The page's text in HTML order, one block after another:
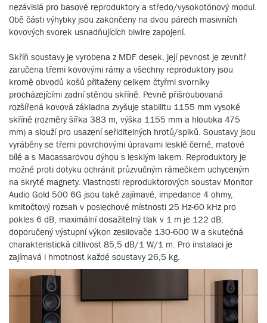
nezávislá pro basové reproduktory a středo/vysokotónový modul.
Obě části výhybky jsou zakončeny na dvou párech masivních
kovových svorek usnadňujících biwire zapojení.
Skříň soustavy je vyrobena z MDF desek, její pevnost je zevnitř
zaručena třemi kovovými rámy a všechny reproduktory jsou
kromě obvodů košů přitaženy celkem čtyřmi svorníky
procházejícími zadní stěnou skříně. Pevně přišroubovaná
rozšířená kovová základna zvyšuje stabilitu 1155 mm vysoké
skříně (rozměry šířka 383 m, výška 1155 mm a hloubka 475
mm) a slouží pro usazení seřiditelných hrotů/spiků. Soustavy jsou
vyráběny se třemi povrchovými úpravami lesklé černé, matové
bílé a s Macassarovou dýhou s lesklým lakem. Reproduktory je
možné proti dotyku ochránit průzvučným rámečkem uchyceným
na skryté magnety. Vlastnosti reproduktorových soustav Monitor
Audio Gold 500 6G jsou také zajímavé, impedance 4 ohmy,
kmitočtový rozsah v poslechové místnosti 25 Hz-60 kHz pro
pokles 6 dB, maximální dosažitelný tlak v 1 m je 122 dB,
doporučený výstupní výkon zesilovače 130-600 W a skutečná
charakteristická citlivost 85,5 dB/1 W/1 m. Pro instalaci je
zajímavá i hmotnost každé soustavy 26,5 kg.